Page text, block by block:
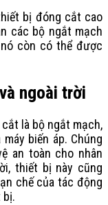
bị đóng cắt cao
các bộ ngắt mạch
còn có thể được
ngoài trời
là bộ ngắt mạch,
biến áp. Chúng
an toàn cho nhân
thiết bị này cũng
chế của tác động
bị.